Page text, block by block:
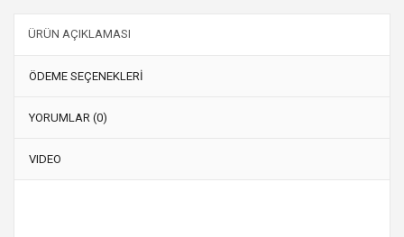
ÜRÜN AÇIKLAMASI
ÖDEME SEÇENEKLERİ
YORUMLAR (0)
VIDEO